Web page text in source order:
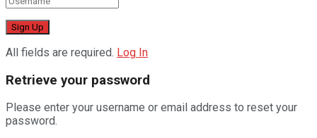
All fields are required. Log In
Retrieve your password
Please enter your username or email address to reset your
password.